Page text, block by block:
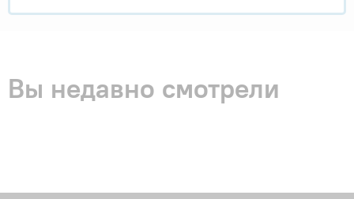
Вы недавно смотрели